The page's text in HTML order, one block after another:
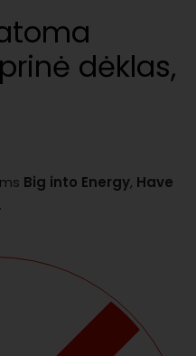
dėklas,
Big into Energy, Have
.